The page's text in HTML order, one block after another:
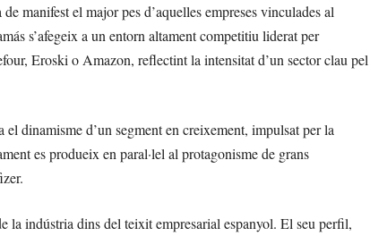
manifest el major pes d’aquelles empreses vinculades al
s’afegeix a un entorn altament competitiu liderat per
Eroski o Amazon, reflectint la intensitat d’un sector clau pel
dinamisme d’un segment en creixement, impulsat per la
es produeix en paral·lel al protagonisme de grans
la indústria dins del teixit empresarial espanyol. El seu perfil,